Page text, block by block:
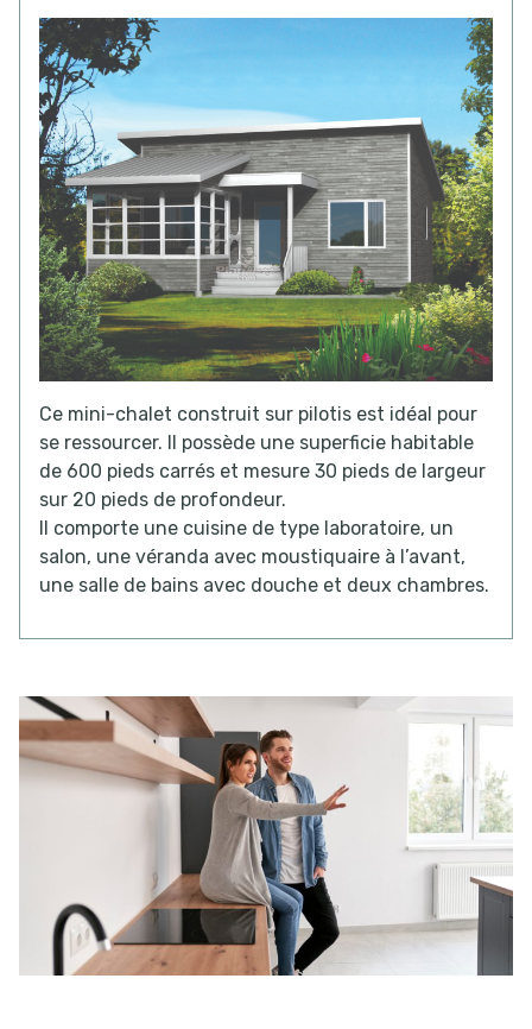
Ce mini-chalet construit sur pilotis est idéal pour
se ressourcer. Il possède une superficie habitable
de 600 pieds carrés et mesure 30 pieds de largeur
sur 20 pieds de profondeur.
Il comporte une cuisine de type laboratoire, un
salon, une véranda avec moustiquaire à l’avant,
une salle de bains avec douche et deux chambres.